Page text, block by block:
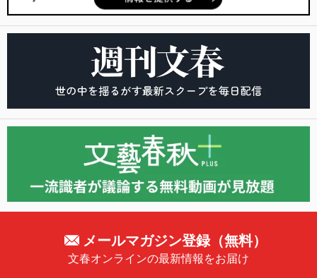
メールマガジン登録（無料）
文春オンラインの最新情報をお届け